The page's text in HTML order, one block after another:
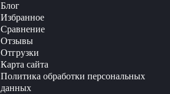
Блог
Избранное
Сравнение
Отзывы
Отгрузки
Карта сайта
Политика обработки персональных
данных